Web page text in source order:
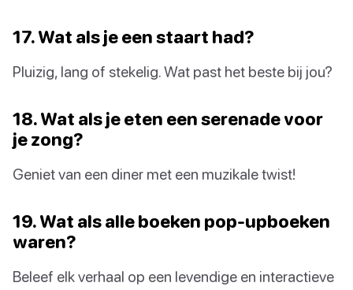
17. Wat als je een staart had?
Pluizig, lang of stekelig. Wat past het beste bij jou?
18. Wat als je eten een serenade voor
je zong?
Geniet van een diner met een muzikale twist!
19. Wat als alle boeken pop-upboeken
waren?
Beleef elk verhaal op een levendige en interactieve